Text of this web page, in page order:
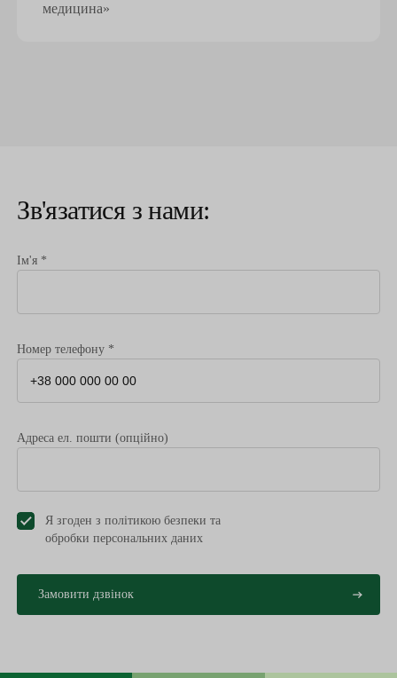
медицина»
Зв'язатися з нами:
Ім'я *
Номер телефону *
Адреса ел. пошти (опційно)
Я згоден з політикою безпеки та
обробки персональних даниx